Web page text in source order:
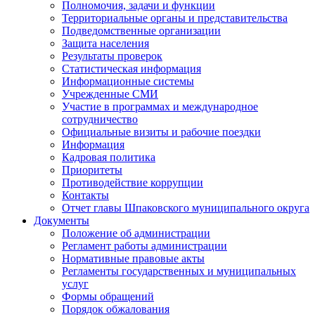
Полномочия, задачи и функции
Территориальные органы и представительства
Подведомственные организации
Защита населения
Результаты проверок
Статистическая информация
Информационные системы
Учрежденные СМИ
Участие в программах и международное
сотрудничество
Официальные визиты и рабочие поездки
Информация
Кадровая политика
Приоритеты
Противодействие коррупции
Контакты
Отчет главы Шпаковского муниципального округа
Документы
Положение об администрации
Регламент работы администрации
Нормативные правовые акты
Регламенты государственных и муниципальных
услуг
Формы обращений
Порядок обжалования